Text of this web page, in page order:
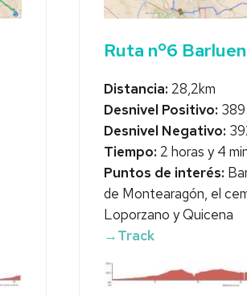
Ruta nº6
Distancia: 28,2km
Desnivel Positivo:
Desnivel Negativo:
Tiempo: 2 horas y 4
Puntos de interés:
de Montearagón, el
Loporzano y Quicena
→Track